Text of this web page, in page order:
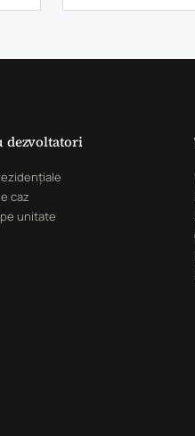
dezvoltatori
caz
unitate